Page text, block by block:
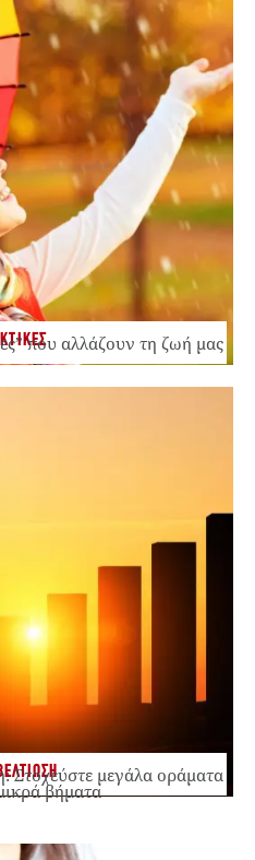
που αλλάζουν τη ζωή μας
Στοχεύστε μεγάλα οράματα
βήματα